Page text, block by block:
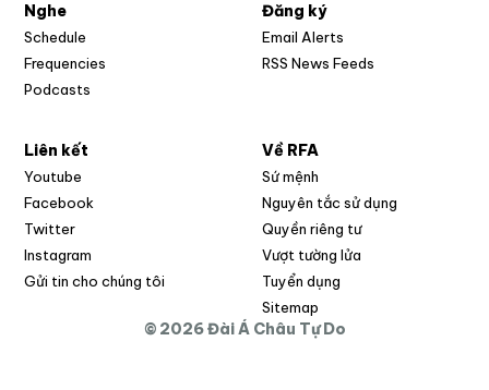
Nghe
Schedule
Frequencies
Podcasts
Đăng ký
Email Alerts
RSS News Feeds
Liên kết
Youtube
Facebook
Twitter
Instagram
Gửi tin cho chúng tôi
Về RFA
Sứ mệnh
Nguyên tắc sử dụng
Quyền riêng tư
Vượt tường lửa
Tuyển dụng
Sitemap
© 2026 Đài Á Châu Tự Do